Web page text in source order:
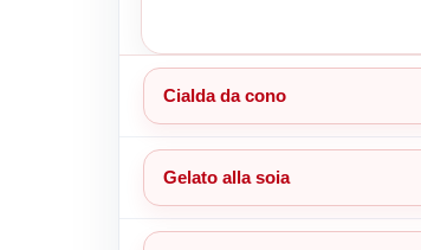
Cialda da cono
Gelato alla soia